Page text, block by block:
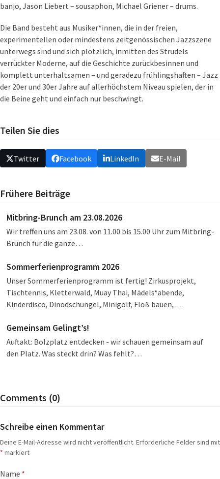
banjo, Jason Liebert – sousaphon, Michael Griener – drums.
Die Band besteht aus Musiker*innen, die in der freien,
experimentellen oder mindestens zeitgenössischen Jazzszene
unterwegs sind und sich plötzlich, inmitten des Strudels
verrückter Moderne, auf die Geschichte zurückbesinnen und
komplett unterhaltsamen – und geradezu frühlingshaften – Jazz
der 20er und 30er Jahre auf allerhöchstem Niveau spielen, der in
die Beine geht und einfach nur beschwingt.
Teilen Sie dies
Twitter Facebook LinkedIn E-Mail
Frühere Beiträge
Mitbring-Brunch am 23.08.2026
Wir treffen uns am 23.08. von 11.00 bis 15.00 Uhr zum Mitbring-
Brunch für die ganze…
Sommerferienprogramm 2026
Unser Sommerferienprogramm ist fertig! Zirkusprojekt,
Tischtennis, Kletterwald, Muay Thai, Mädels*abende,
Kinderdisco, Dinodschungel, Minigolf, Floß bauen,…
Gemeinsam Gelingt’s!
Auftakt: Bolzplatz entdecken - wir schauen gemeinsam auf
den Platz. Was steckt drin? Was fehlt?…
Comments (0)
Schreibe einen Kommentar
Deine E-Mail-Adresse wird nicht veröffentlicht. Erforderliche Felder sind mit
* markiert
Name *